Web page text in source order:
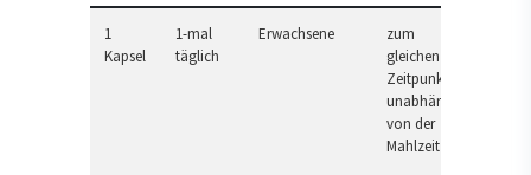
1
Kapsel
1-mal
täglich
Erwachsene
zum
gleichen
Zeitpunkt,
unabhängig
von der
Mahlzeit